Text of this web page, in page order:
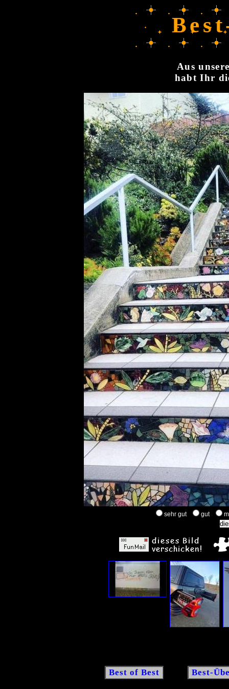
Aus
habt Ihr
sehr gut gut
Best of Best Best-